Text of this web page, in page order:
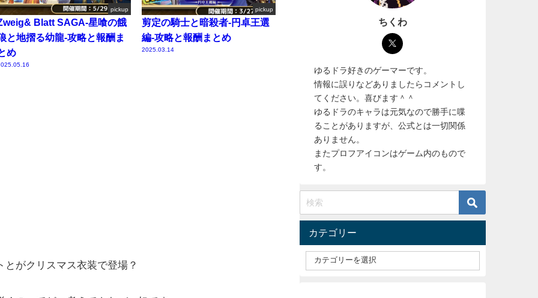
pickup
Blatt SAGA-星喰の餓
と地摺る幼龍-攻略と報酬ま
め
pickup
剪定の騎士と暗殺者-円卓王選
編-攻略と報酬まとめ
2025.03.14
がクリスマス衣装で登場？
ちくわ
ゆるドラ好きのゲーマーです。
情報に誤りなどありましたらコメントし
てください。喜びます＾＾
ゆるドラのキャラは元気なので勝手に喋
ることがありますが、公式とは一切関係
ありません。
またプロフアイコンはゲーム内のもので
す。
カテゴリー